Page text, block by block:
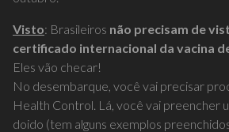
Visto: Brasileiros não precisam de
certificado internacional da vacina
Eles vão checar!
No desembarque, você vai precisar
Health Control. Lá, você vai preencher
doido (tem alguns exemplos